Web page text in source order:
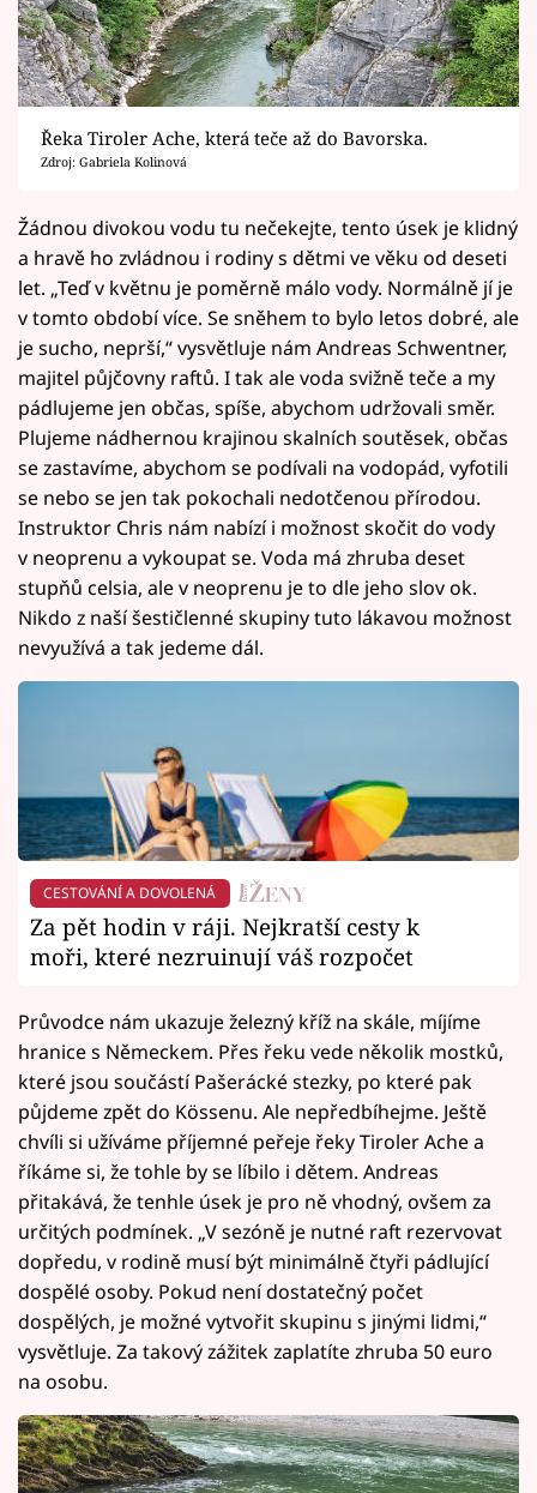
Řeka Tiroler Ache, která teče až do Bavorska.
Zdroj: Gabriela Kolinová
Žádnou divokou vodu tu nečekejte, tento úsek je klidný
a hravě ho zvládnou i rodiny s dětmi ve věku od deseti
let. „Teď v květnu je poměrně málo vody. Normálně jí je
v tomto období více. Se sněhem to bylo letos dobré, ale
je sucho, neprší,“ vysvětluje nám Andreas Schwentner,
majitel půjčovny raftů. I tak ale voda svižně teče a my
pádlujeme jen občas, spíše, abychom udržovali směr.
Plujeme nádhernou krajinou skalních soutěsek, občas
se zastavíme, abychom se podívali na vodopád, vyfotili
se nebo se jen tak pokochali nedotčenou přírodou.
Instruktor Chris nám nabízí i možnost skočit do vody
v neoprenu a vykoupat se. Voda má zhruba deset
stupňů celsia, ale v neoprenu je to dle jeho slov ok.
Nikdo z naší šestičlenné skupiny tuto lákavou možnost
nevyužívá a tak jedeme dál.
CESTOVÁNÍ A DOVOLENÁ
Za pět hodin v ráji. Nejkratší cesty k
moři, které nezruinují váš rozpočet
Průvodce nám ukazuje železný kříž na skále, míjíme
hranice s Německem. Přes řeku vede několik mostků,
které jsou součástí Pašerácké stezky, po které pak
půjdeme zpět do Kössenu. Ale nepředbíhejme. Ještě
chvíli si užíváme příjemné peřeje řeky Tiroler Ache a
říkáme si, že tohle by se líbilo i dětem. Andreas
přitakává, že tenhle úsek je pro ně vhodný, ovšem za
určitých podmínek. „V sezóně je nutné raft rezervovat
dopředu, v rodině musí být minimálně čtyři pádlující
dospělé osoby. Pokud není dostatečný počet
dospělých, je možné vytvořit skupinu s jinými lidmi,“
vysvětluje. Za takový zážitek zaplatíte zhruba 50 euro
na osobu.